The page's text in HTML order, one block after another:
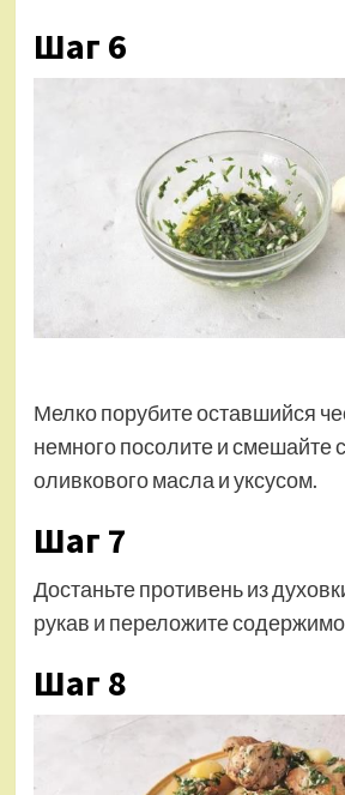
Шаг 6
Мелко порубите оставшийся
немного посолите и смешайте с
оливкового масла и уксусом.
Шаг 7
Достаньте противень из
рукав и переложите
Шаг 8